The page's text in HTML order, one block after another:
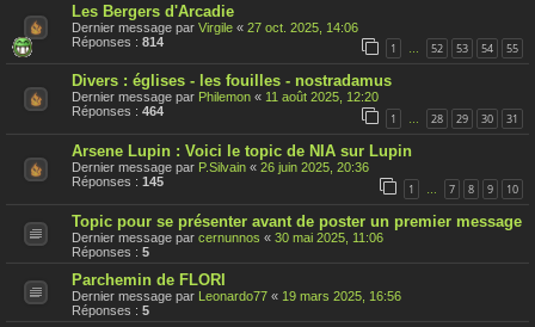
Les Bergers d'Arcadie
Dernier message par Virgile « 27 oct. 2025, 14:06
Réponses : 814 1 … 52 53 54 55
Divers : églises - les fouilles - nostradamus
Dernier message par Philemon « 11 août 2025, 12:20
Réponses : 464 1 28 29 30 31
Arsene Lupin : Voici le topic de NIA sur Lupin
Dernier message par P.Silvain « 26 juin 2025, 20:36
Réponses : 145 1 7 8 9 10
Topic pour se présenter avant de poster un premier message
Dernier message par cernunnos « 30 mai 2025, 11:06
Réponses : 5
Parchemin de FLORI
Dernier message par Leonardo77 « 19 mars 2025, 16:56
Réponses : 5